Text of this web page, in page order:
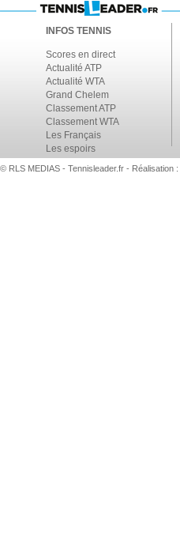
INFOS TENNIS
Scores en direct
Actualité ATP
Actualité WTA
Grand Chelem
Classement ATP
Classement WTA
Les Français
Les espoirs
© RLS MEDIAS - Tennisleader.fr - Réalisation :